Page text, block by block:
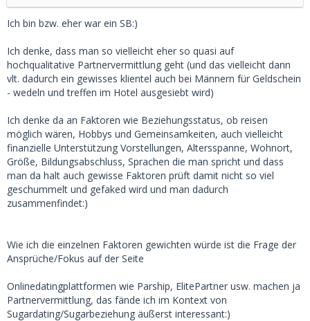
Ich bin bzw. eher war ein SB:)
Ich denke, dass man so vielleicht eher so quasi auf
hochqualitative Partnervermittlung geht (und das vielleicht dann
vlt. dadurch ein gewisses klientel auch bei Männern für Geldschein
- wedeln und treffen im Hotel ausgesiebt wird)
Ich denke da an Faktoren wie Beziehungsstatus, ob reisen
möglich wären, Hobbys und Gemeinsamkeiten, auch vielleicht
finanzielle Unterstützung Vorstellungen, Altersspanne, Wohnort,
Größe, Bildungsabschluss, Sprachen die man spricht und dass
man da halt auch gewisse Faktoren prüft damit nicht so viel
geschummelt und gefaked wird und man dadurch
zusammenfindet:)
Wie ich die einzelnen Faktoren gewichten würde ist die Frage der
Ansprüche/Fokus auf der Seite
Onlinedatingplattformen wie Parship, ElitePartner usw. machen ja
Partnervermittlung, das fände ich im Kontext von
Sugardating/Sugarbeziehung äußerst interessant:)